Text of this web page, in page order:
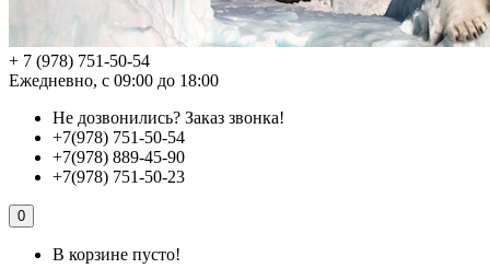
+ 7 (978) 751-50-54
Ежедневно, с 09:00 до 18:00
Не дозвонились? Заказ звонка!
+7(978) 751-50-54
+7(978) 889-45-90
+7(978) 751-50-23
0
В корзине пусто!